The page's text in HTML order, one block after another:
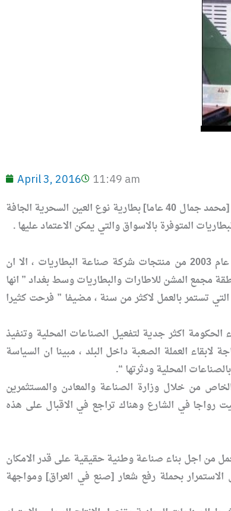
April 3, 2016 11:49 am
وهو يعيد ذكرياته لرصانة المنتجات المحلية وتميزها بين اقرانها من المنتجات الخارجية اشترى المواطن العراقي [محمد جمال 40 عاما] بطارية نوع العين السحرية الجافة
اعتاد جمال على شراء البطارية الجافة لسياراته التي يتجول فيها بمناطق العاصمة بغداد بحثا عن رزقه قبل عام 2003 من منتجات شركة صناعة البطاريات ، الا ان
مجمع المشن للاطارات والبطاريات وسط بغداد ” انها
تستمر بالعمل لاكثر من سنة ، مضيفا ” فرحت كثيرا
اكثر جدية لتفعيل الصناعات المحلية وتنفيذ
لابقاء العملة الصعبة داخل البلد ، مبينا ان السياسة
المحلية ودثرتها “.
من خلال وزارة الصناعة والمعادن والمستثمرين
رواجا في الشارع وهناك تراجع في الاقبال على هذه
من اجل بناء صناعة وطنية حقيقية على قدر الامكان
بحملة رفع شعار [صنع في العراق] ومواجهة